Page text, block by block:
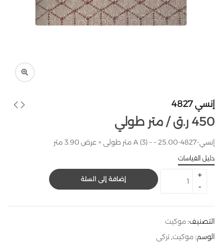
إنسي 4827
متر طولي / 450 ر.ق
إنسي-4827-A (3) – – 25.00 متر طولى × عرض 3.90 متر
دليل القياسات
إضافة إلى السلة
التصنيف: موكيت
الوسم: موكيت, تركي